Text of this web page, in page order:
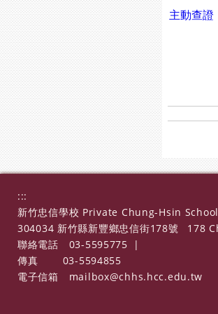
主動查證
:::
新竹忠信學校 Private Chung-Hsin
304034 新竹縣新豐鄉忠信街178號
178
聯絡電話
03-5595775
|
傳真
03-5594855
電子信箱
mailbox@chhs.hcc.edu.tw